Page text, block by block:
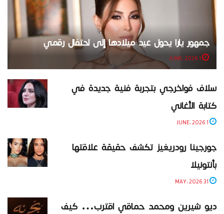
جمهور يارا يحول عيد ميلادها إلى احتفال رقمي
سلاف فواخرجي بتجربة فنية جديدة في
كتابة الأغاني
جورجينا رودريغيز تكشف حقيقة علاقتها
بأنتونيلا
ديو شيرين ومحمد حماقي اقترب… كيف